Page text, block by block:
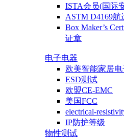
ISTA会员(国际
ASTM D4169
Box Maker’s
证章
电子电器
欧美智能家居
ESD测试
欧盟CE-EMC
美国FCC
electrical-
IP防护等级
物性测试